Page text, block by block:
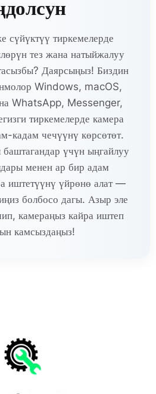
сүйүктүү тиркемелерде
тез жана натыйжалуу
Даярсыңыз! Биздин
Windows, macOS,
WhatsApp, Messenger,
тиркемелерде камера
кадам чечүүнү көрсөтөт.
үчүн ыңгайлуу
менен ар бир адам
иштетүүнү үйрөнө алат —
болбосо дагы. Азыр эле
камераңыз кайра иштеп
камсыздаңыз!